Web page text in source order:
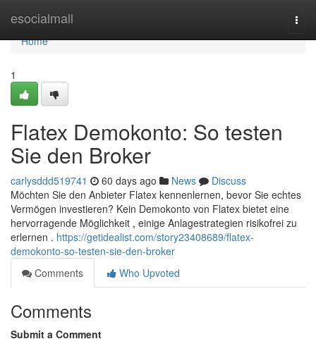
esocialmall
Home
Home
1
Flatex Demokonto: So testen
Sie den Broker
carlysddd519741 60 days ago News
Discuss
Möchten Sie den Anbieter Flatex kennenlernen, bevor Sie echtes
Vermögen investieren? Kein Demokonto von Flatex bietet eine
hervorragende Möglichkeit , einige Anlagestrategien risikofrei zu
erlernen . https://getidealist.com/story23408689/flatex-
demokonto-so-testen-sie-den-broker
Comments
Who Upvoted
Comments
Submit a Comment